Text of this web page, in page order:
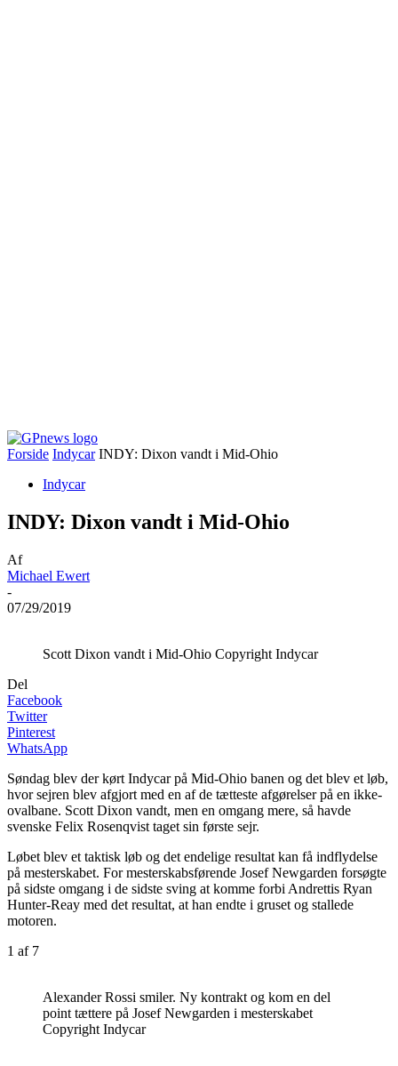
Forside Indycar INDY: Dixon vandt i Mid-Ohio
Indycar
INDY: Dixon vandt i Mid-Ohio
Af
Michael Ewert
-
07/29/2019
Scott Dixon vandt i Mid-Ohio Copyright Indycar
Del
Facebook
Twitter
Pinterest
WhatsApp
Søndag blev der kørt Indycar på Mid-Ohio banen og det blev et løb,
hvor sejren blev afgjort med en af de tætteste afgørelser på en ikke-
ovalbane. Scott Dixon vandt, men en omgang mere, så havde
svenske Felix Rosenqvist taget sin første sejr.
Løbet blev et taktisk løb og det endelige resultat kan få indflydelse
på mesterskabet. For mesterskabsførende Josef Newgarden forsøgte
på sidste omgang i de sidste sving at komme forbi Andrettis Ryan
Hunter-Reay med det resultat, at han endte i gruset og stallede
motoren.
1 af 7
Alexander Rossi smiler. Ny kontrakt og kom en del
point tættere på Josef Newgarden i mesterskabet
Copyright Indycar